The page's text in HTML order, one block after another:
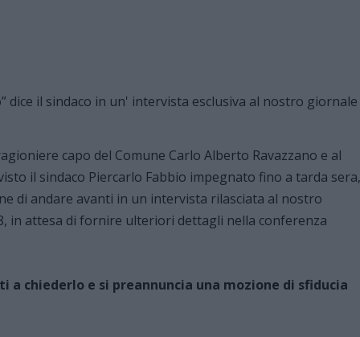
capo del Comune Carlo Alberto Ravazzano e al
il sindaco Piercarlo Fabbio impegnato fino a tarda sera,
di andare avanti in un intervista rilasciata al nostro
in attesa di fornire ulteriori dettagli nella conferenza
a chiederlo e si preannuncia una mozione di sfiducia